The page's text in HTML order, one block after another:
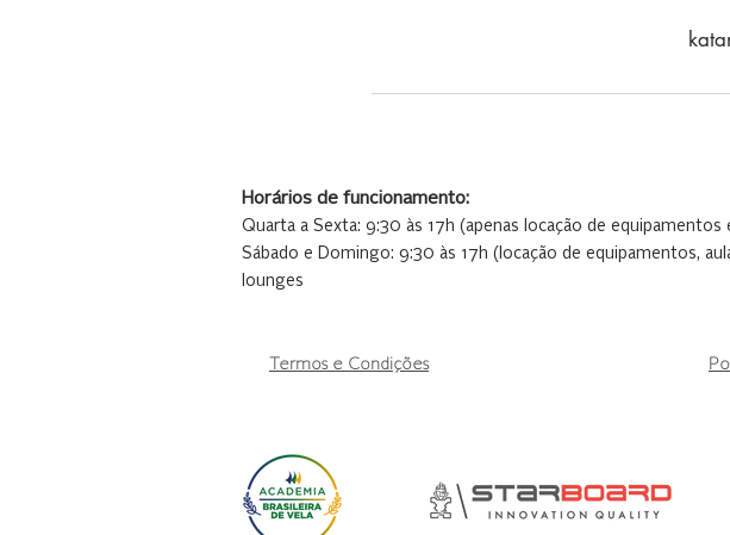
Horários de funcionamento:
Quarta a Sexta: 9:30 às 17h (apenas locação de equipamentos
Sábado e Domingo: 9:30 às 17h (locação de equipamentos,
lounges
Termos e Condições